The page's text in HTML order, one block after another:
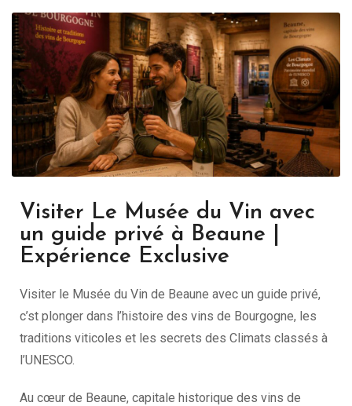
Visiter Le Musée du Vin avec
un guide privé à Beaune |
Expérience Exclusive
Visiter le Musée du Vin de Beaune avec un guide privé,
c’st plonger dans l’histoire des vins de Bourgogne, les
traditions viticoles et les secrets des Climats classés à
l’UNESCO.
Au cœur de Beaune, capitale historique des vins de